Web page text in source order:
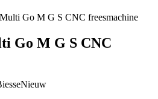
Go M G S CNC freesmachine
Go M G S CNC
Nieuw